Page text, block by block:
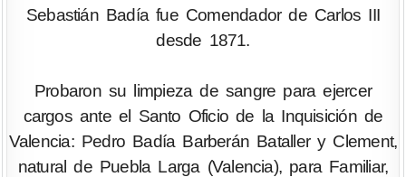
Sebastián Badía fue Comendador de Carlos III
desde 1871.
Probaron su limpieza de sangre para ejercer
cargos ante el Santo Oficio de la Inquisición de
Valencia: Pedro Badía Barberán Bataller y Clement,
natural de Puebla Larga (Valencia), para Familiar,